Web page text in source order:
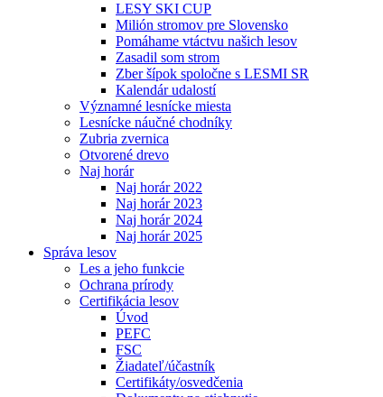
LESY SKI CUP
Milión stromov pre Slovensko
Pomáhame vtáctvu našich lesov
Zasadil som strom
Zber šípok spoločne s LESMI SR
Kalendár udalostí
Významné lesnícke miesta
Lesnícke náučné chodníky
Zubria zvernica
Otvorené drevo
Naj horár
Naj horár 2022
Naj horár 2023
Naj horár 2024
Naj horár 2025
Správa lesov
Les a jeho funkcie
Ochrana prírody
Certifikácia lesov
Úvod
PEFC
FSC
Žiadateľ/účastník
Certifikáty/osvedčenia